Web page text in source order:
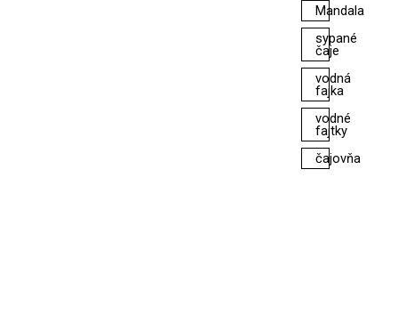
Mandala
sypané
čaje
vodná
fajka
vodné
fajtky
čajovňa